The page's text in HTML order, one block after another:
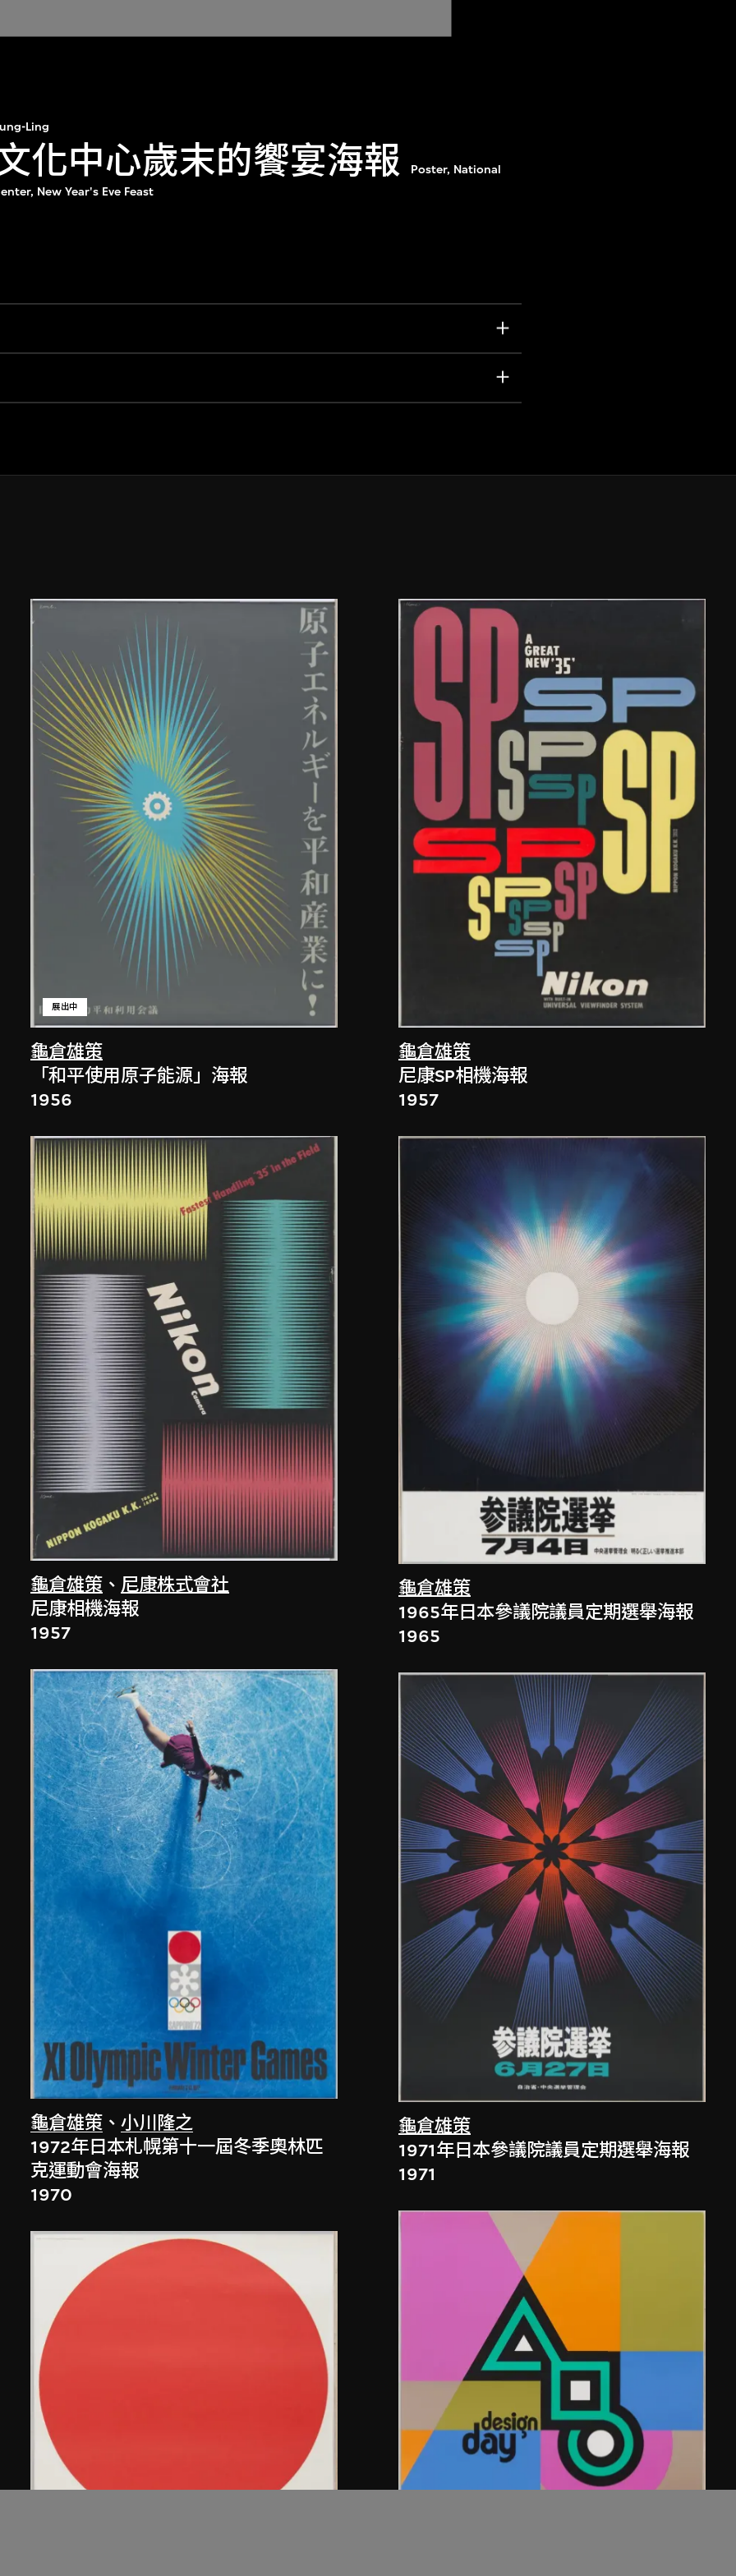
Ling
化中心歲末的饗宴海報
Poster, National
New Year's Eve Feast
龜倉雄策
展出中
「和平使用原子能源」海報
1956
龜倉雄策 、 尼康株式會社
尼康相機海報
1957
龜倉雄策 、小川隆之
1972年日本札幌第十一屆冬季奧林匹
克運動會海報
1970
龜倉雄策
尼康SP相機海報
1957
龜倉雄策
1965年日本參議院議員定期選舉海報
1965
龜倉雄策
1971年日本參議院議員定期選舉海報
1971